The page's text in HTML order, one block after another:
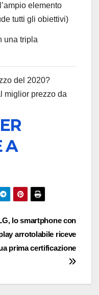
elemento
tutti gli obiettivi)
una tripla
del 2020?
miglior prezzo da
A
lo smartphone con
arrotolabile riceve
prima certificazione